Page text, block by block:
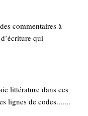
commentaires à
qui
littérature dans ces
lignes de codes.......